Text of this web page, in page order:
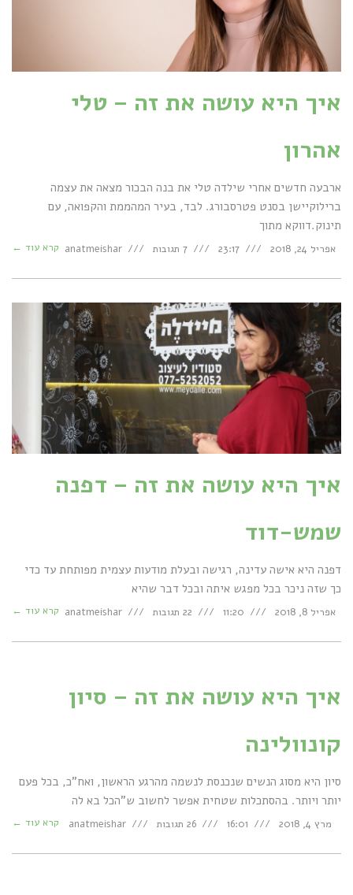
איך היא עושה את זה – טלי
אהרון
ארבעה חדשים אחרי שילדה טלי את בנה הבכור מצאה את עצמה
ברילוקיישן בסנט פטרסבורג. לבד, בעיר המהממת והקפואה, עם
תינוק.דווקא מתוך
אפריל 24, 2018 23:17 7 תגובות anatmeishar קרא עוד ←
איך היא עושה את זה – דפנה
שמש-דוד
דפנה היא אישה עדינה, רגישה ובעלת מודעות עצמית מפותחת עד כדי
כך שזה ניכר בכל מפגש איתה ובכל דבר שהיא
אפריל 8, 2018 11:20 22 תגובות anatmeishar קרא עוד ←
איך היא עושה את זה – סיון
קונוולינה
סיון היא מסוג הנשים שנכנסת לנשמה מהרגע הראשון, ואח"כ, בכל פעם
יותר ויותר. בהסתכלות שטחית אפשר לחשוב ש"הכל בא לה
מרץ 4, 2018 16:01 26 תגובות anatmeishar קרא עוד ←